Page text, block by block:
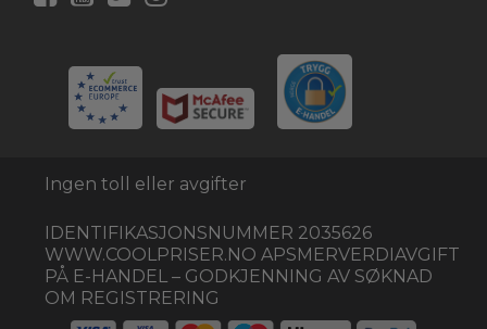
Ingen toll eller avgifter
IDENTIFIKASJONSNUMMER 2035626
WWW.COOLPRISER.NO APSMERVERDIAVGIFT
PÅ E-HANDEL – GODKJENNING AV SØKNAD
OM REGISTRERING